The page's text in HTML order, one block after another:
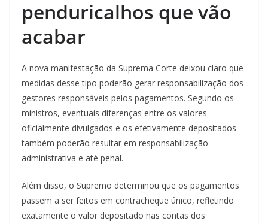
penduricalhos que vão
acabar
A nova manifestação da Suprema Corte deixou claro que
medidas desse tipo poderão gerar responsabilização dos
gestores responsáveis pelos pagamentos. Segundo os
ministros, eventuais diferenças entre os valores
oficialmente divulgados e os efetivamente depositados
também poderão resultar em responsabilização
administrativa e até penal.
Além disso, o Supremo determinou que os pagamentos
passem a ser feitos em contracheque único, refletindo
exatamente o valor depositado nas contas dos